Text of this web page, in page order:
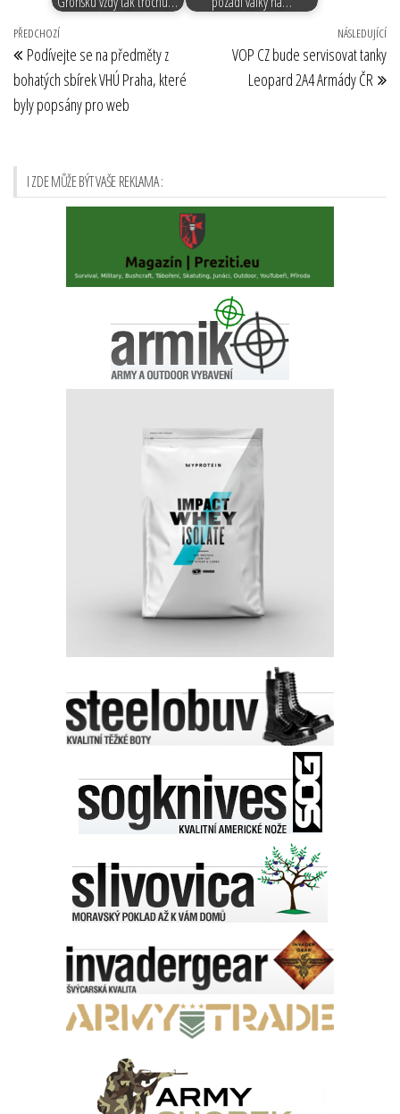
Navigace
pro
příspěvek
Předchozí
příspěvek
PŘEDCHOZÍ
Podívejte se na předměty z
bohatých sbírek VHÚ Praha, které
byly popsány pro web
NÁSLEDUJÍCÍ
VOP CZ bude servisovat tanky
Leopard 2A4 Armády ČR
I ZDE MŮŽE BÝT VAŠE REKLAMA :